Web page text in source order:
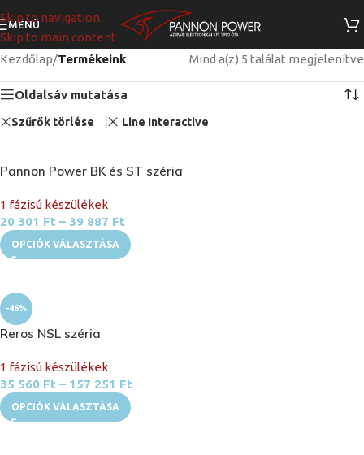
Skip to navigation
Skip to main content
MENÜ
Kezdőlap/Termékeink Mind a(z) 5 találat megjelenítve
Oldalsáv mutatása
Szűrők törlése Line Interactive
Pannon Power BK és ST széria
1 fázisú készülékek
20 301 Ft – 39 887 Ft
OPCIÓK VÁLASZTÁSA
-46%
Reros NSL széria
1 fázisú készülékek
35 560 Ft – 157 251 Ft
OPCIÓK VÁLASZTÁSA